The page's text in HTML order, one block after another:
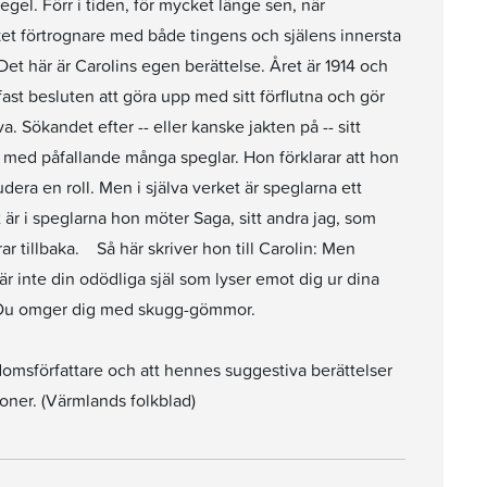
förtrognare med både tingens och själens innersta
här är Carolins egen berättelse. Året är 1914 och
besluten att göra upp med sitt förflutna och gör
Sökandet efter -- eller kanske jakten på -- sitt
påfallande många speglar. Hon förklarar att hon
en roll. Men i själva verket är speglarna ett
i speglarna hon möter Saga, sitt andra jag, som
tillbaka. Så här skriver hon till Carolin: Men
inte din odödliga själ som lyser emot dig ur dina
omger dig med skugg-gömmor.
och att hennes suggestiva berättelser
(Värmlands folkblad)